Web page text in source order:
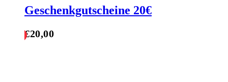
Geschenkgutscheine 20€
€20,00